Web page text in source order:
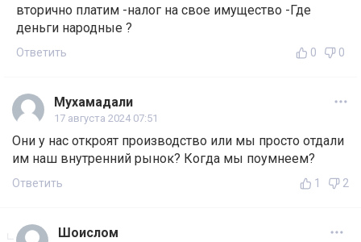
вторично платим -налог на свое имущество -Где
деньги народные ?
Ответить 0 0
Мухамадали
17 августа 2024 07:51
Они у нас откроят производство или мы просто отдали
им наш внутренний рынок? Когда мы поумнеем?
Ответить 1 2
Шоислом